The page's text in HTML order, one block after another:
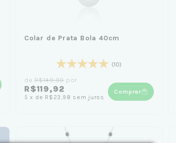
Colar de Prata Bola 40cm
(10)
deR$149,90 por
R$119,92
5 x de R$23,98 sem juros
Comprar